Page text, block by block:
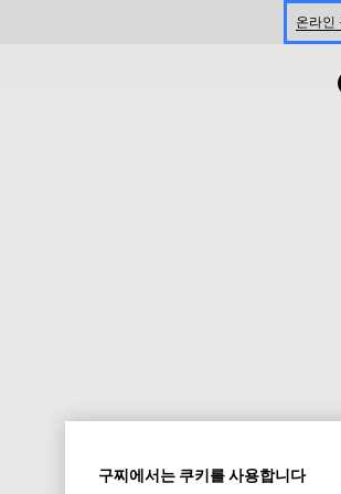
온라인
구찌에서는 쿠키를 사용합니다